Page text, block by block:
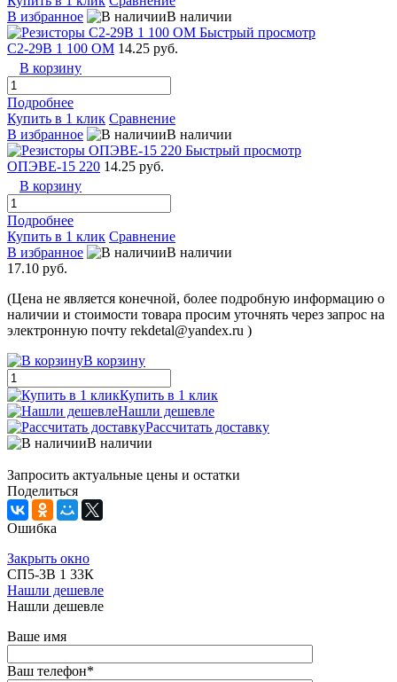
В избранное
В наличии
Быстрый просмотр
С2-29В 1 100 ОМ 14.25 руб.
В корзину
Подробнее
Купить в 1 клик Сравнение
В избранное
В наличии
Быстрый просмотр
ОПЭВЕ-15 220 14.25 руб.
В корзину
Подробнее
Купить в 1 клик Сравнение
В избранное
В наличии
17.10 руб.
(Цена не является конечной, более подробную информацию о
наличии и стоимости товара просим уточнять через запрос на
электронную почту rekdetal@yandex.ru )
В корзину
Купить в 1 клик
Нашли дешевле
Рассчитать доставку
В наличии
Запросить актуальные цены и остатки
Поделиться
Ошибка
Закрыть окно
СП5-3В 1 33К
Нашли дешевле
Нашли дешевле
Ваше имя
Ваш телефон*